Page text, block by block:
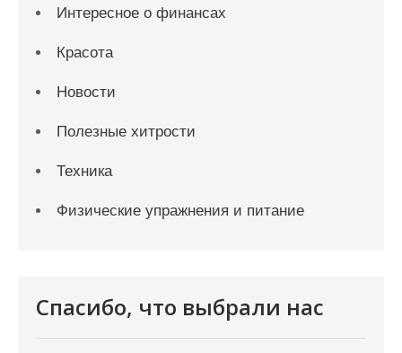
Интересное о финансах
Красота
Новости
Полезные хитрости
Техника
Физические упражнения и питание
Спасибо, что выбрали нас